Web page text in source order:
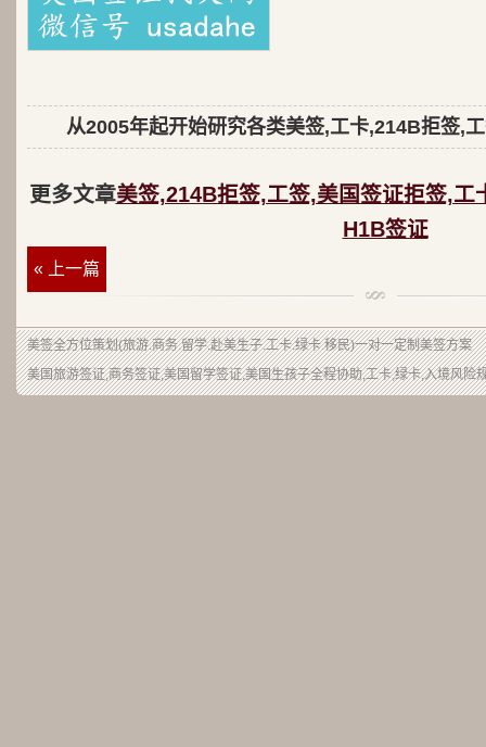
从2005年起开始研究各类美签,工卡,214B拒签,
更多文章美签,214B拒签,工签,美国签证拒签,工
H1B签证
« 上一篇
美签全方位策划(旅游.商务.留学.赴美生子.工卡.绿卡.移民)一对一定制美签方案
美国旅游签证,商务签证,美国留学签证,美国生孩子全程协助,工卡,绿卡,入境风险